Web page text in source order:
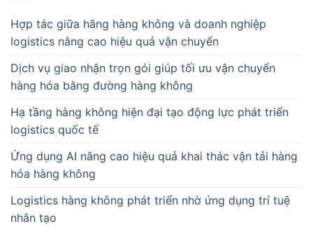
Hợp tác giữa hãng hàng không và doanh nghiệp
logistics nâng cao hiệu quả vận chuyển
Dịch vụ giao nhận trọn gói giúp tối ưu vận chuyển
hàng hóa bằng đường hàng không
Hạ tầng hàng không hiện đại tạo động lực phát triển
logistics quốc tế
Ứng dụng AI nâng cao hiệu quả khai thác vận tải hàng
hóa hàng không
Logistics hàng không phát triển nhờ ứng dụng trí tuệ
nhân tạo